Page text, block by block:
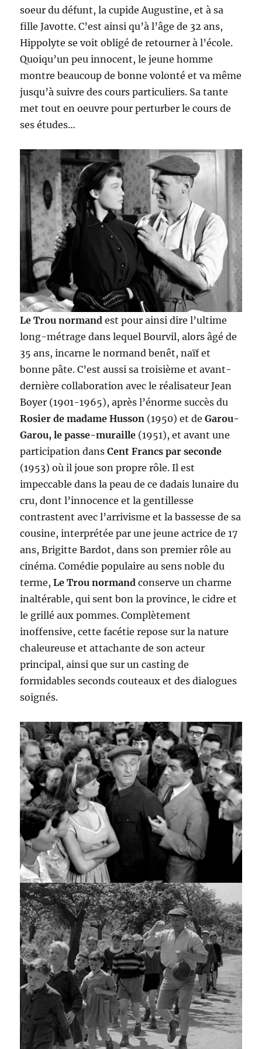
soeur du défunt, la cupide Augustine, et à sa
fille Javotte. C’est ainsi qu’à l’âge de 32 ans,
Hippolyte se voit obligé de retourner à l’école.
Quoiqu’un peu innocent, le jeune homme
montre beaucoup de bonne volonté et va même
jusqu’à suivre des cours particuliers. Sa tante
met tout en oeuvre pour perturber le cours de
ses études…
Le Trou normand est pour ainsi dire l’ultime
long-métrage dans lequel Bourvil, alors âgé de
35 ans, incarne le normand benêt, naïf et
bonne pâte. C’est aussi sa troisième et avant-
dernière collaboration avec le réalisateur Jean
Boyer (1901-1965), après l’énorme succès du
Rosier de madame Husson (1950) et deGarou-
Garou, le passe-muraille (1951), et avant une
participation dansCent Francs par seconde
(1953) où il joue son propre rôle. Il est
impeccable dans la peau de ce dadais lunaire du
cru, dont l’innocence et la gentillesse
contrastent avec l’arrivisme et la bassesse de sa
cousine, interprétée par une jeune actrice de 17
ans, Brigitte Bardot, dans son premier rôle au
cinéma. Comédie populaire au sens noble du
terme, Le Trou normandconserve un charme
inaltérable, qui sent bon la province, le cidre et
le grillé aux pommes. Complètement
inoffensive, cette facétie repose sur la nature
chaleureuse et attachante de son acteur
principal, ainsi que sur un casting de
formidables seconds couteaux et des dialogues
soignés.